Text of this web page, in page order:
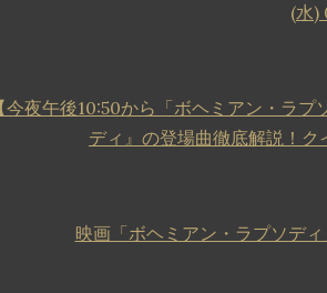
(水)
今夜午後10:50から「ボヘミアン・ラ
ディ』の登場曲徹底解説！
映画「ボヘミアン・ラプソデ